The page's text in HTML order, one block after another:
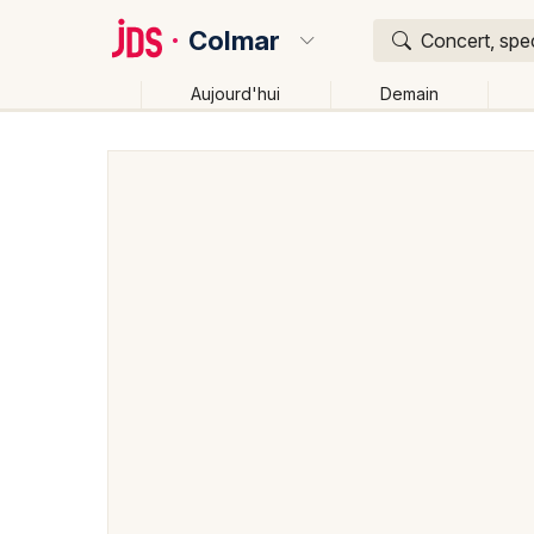
Colmar Concert,
Aujourd'hui Demain